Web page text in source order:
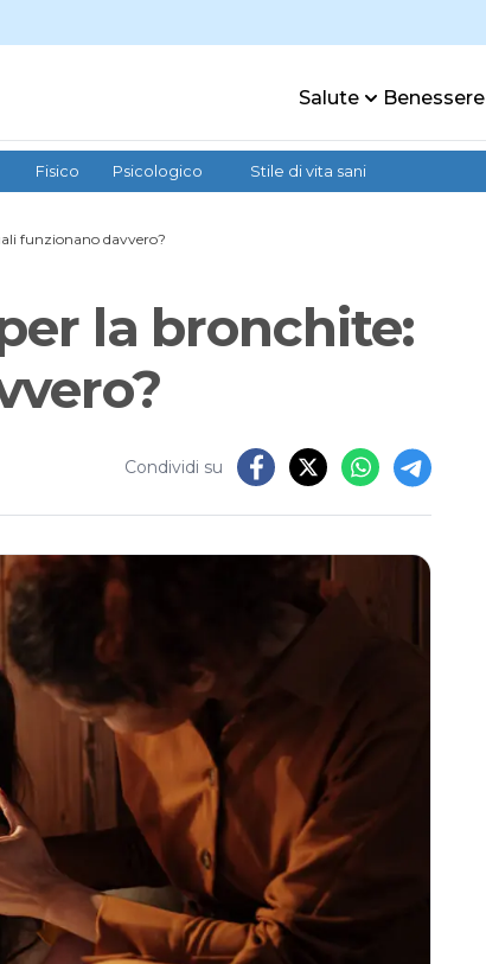
Salute Benessere
Fisico Psicologico Stile di vita sani
funzionano davvero?
la bronchite:
Condividi su